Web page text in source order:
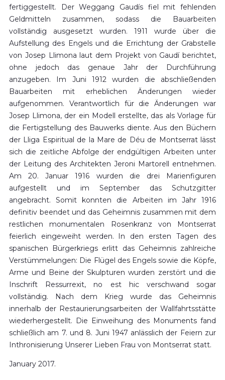
fertiggestellt. Der Weggang Gaudís fiel mit fehlenden
Geldmitteln zusammen, sodass die Bauarbeiten
vollständig ausgesetzt wurden. 1911 wurde über die
Aufstellung des Engels und die Errichtung der Grabstelle
von Josep Llimona laut dem Projekt von Gaudí berichtet,
ohne jedoch das genaue Jahr der Durchführung
anzugeben. Im Juni 1912 wurden die abschließenden
Bauarbeiten mit erheblichen Änderungen wieder
aufgenommen. Verantwortlich für die Änderungen war
Josep Llimona, der ein Modell erstellte, das als Vorlage für
die Fertigstellung des Bauwerks diente. Aus den Büchern
der Lliga Espiritual de la Mare de Déu de Montserrat lässt
sich die zeitliche Abfolge der endgültigen Arbeiten unter
der Leitung des Architekten Jeroni Martorell entnehmen.
Am 20. Januar 1916 wurden die drei Marienfiguren
aufgestellt und im September das Schutzgitter
angebracht. Somit konnten die Arbeiten im Jahr 1916
definitiv beendet und das Geheimnis zusammen mit dem
restlichen monumentalen Rosenkranz von Montserrat
feierlich eingeweiht werden. In den ersten Tagen des
spanischen Bürgerkriegs erlitt das Geheimnis zahlreiche
Verstümmelungen: Die Flügel des Engels sowie die Köpfe,
Arme und Beine der Skulpturen wurden zerstört und die
Inschrift Ressurrexit, no est hic verschwand sogar
vollständig. Nach dem Krieg wurde das Geheimnis
innerhalb der Restaurierungsarbeiten der Wallfahrtsstätte
wiederhergestellt. Die Einweihung des Monuments fand
schließlich am 7. und 8. Juni 1947 anlässlich der Feiern zur
Inthronisierung Unserer Lieben Frau von Montserrat statt.
January 2017.